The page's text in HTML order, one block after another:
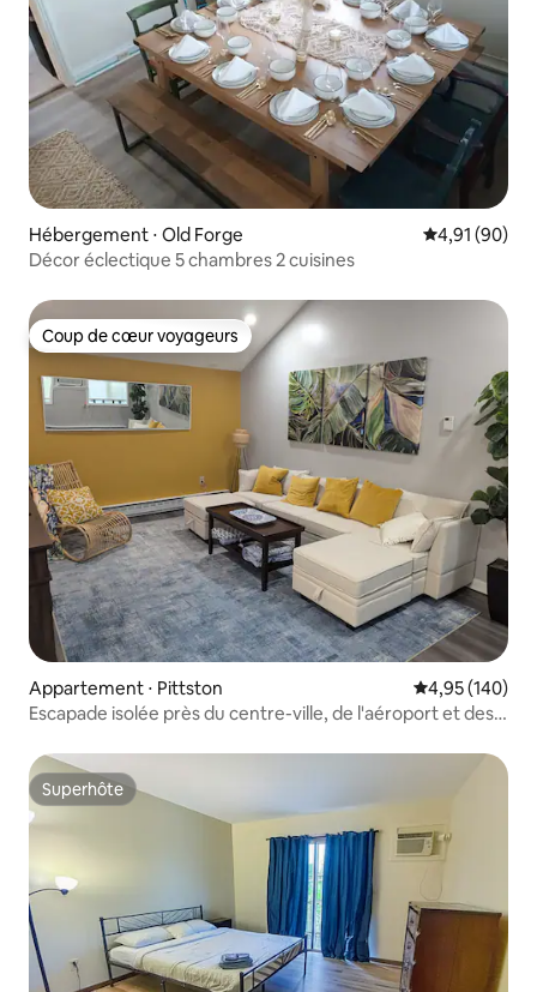
Hébergement ⋅ Old Forge Évaluation
4,91 (90)
Décor éclectique 5 chambres 2 cuisines
Coup de cœur voyageurs
Coup de cœur voyageurs
Appartement ⋅ Pittston Évaluation
4,95 (140)
Escapade isolée près du centre-ville, de l'aéroport et des
Superhôte
Superhôte